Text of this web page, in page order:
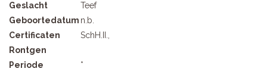
Geslacht
Teef
Geboortedatum n.b.
Certificaten
SchH.II.,
Rontgen
Periode
*